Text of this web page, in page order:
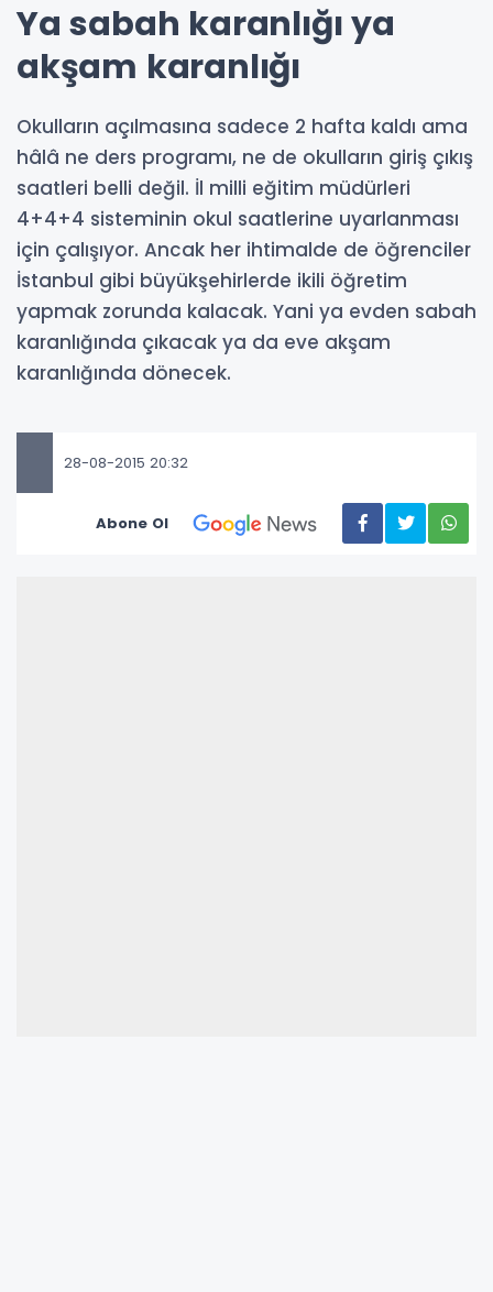
Ya sabah karanlığı ya
akşam karanlığı
Okulların açılmasına sadece 2 hafta kaldı ama
hâlâ ne ders programı, ne de okulların giriş çıkış
saatleri belli değil. İl milli eğitim müdürleri
4+4+4 sisteminin okul saatlerine uyarlanması
için çalışıyor. Ancak her ihtimalde de öğrenciler
İstanbul gibi büyükşehirlerde ikili öğretim
yapmak zorunda kalacak. Yani ya evden sabah
karanlığında çıkacak ya da eve akşam
karanlığında dönecek.
28-08-2015 20:32
Abone Ol